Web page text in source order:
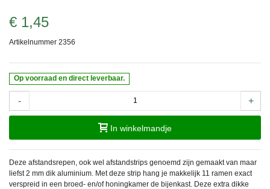
€ 1,45
Artikelnummer 2356
Op voorraad en direct leverbaar.
- +
In winkelmandje
Deze afstandsrepen, ook wel afstandstrips genoemd zijn gemaakt van maar
liefst 2 mm dik aluminium. Met deze strip hang je makkelijk 11 ramen exact
verspreid in een broed- en/of honingkamer de bijenkast. Deze extra dikke